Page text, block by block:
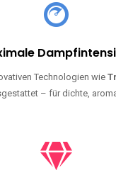
Technologien wie
– für dichte,